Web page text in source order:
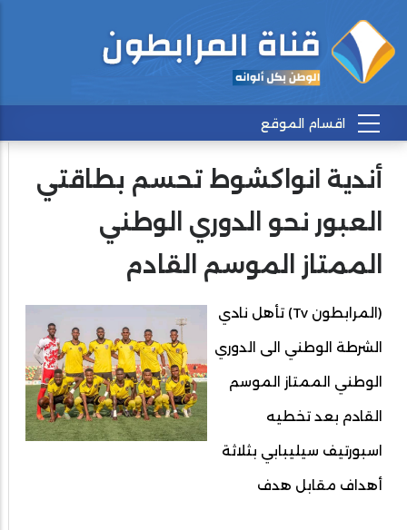
أندية انواكشوط تحسم بطاقتي
العبور نحو الدوري الوطني
الممتاز الموسم القادم
(المرابطون Tv) تأهل نادي
الشرطة الوطني الى الدوري
الوطني الممتاز الموسم
القادم بعد تخطيه
اسبورتيف سيليبابي بثلاثة
أهداف مقابل هدف